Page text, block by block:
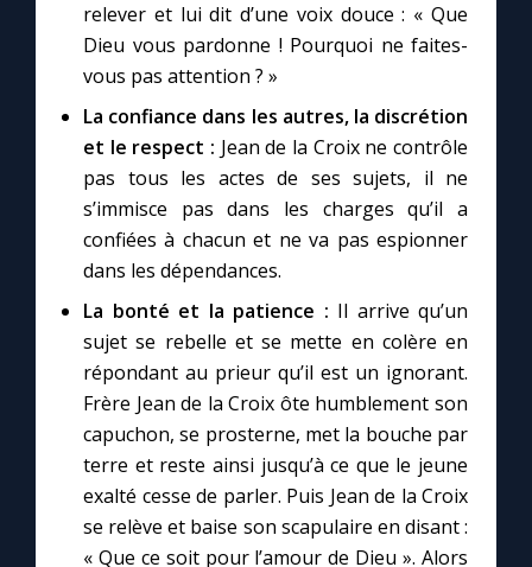
relever et lui dit d’une voix douce : « Que
Dieu vous pardonne ! Pourquoi ne faites-
vous pas attention ? »
La confiance dans les autres, la discrétion
et le respect : Jean de la Croix ne contrôle
pas tous les actes de ses sujets, il ne
s’immisce pas dans les charges qu’il a
confiées à chacun et ne va pas espionner
dans les dépendances.
La bonté et la patience : Il arrive qu’un
sujet se rebelle et se mette en colère en
répondant au prieur qu’il est un ignorant.
Frère Jean de la Croix ôte humblement son
capuchon, se prosterne, met la bouche par
terre et reste ainsi jusqu’à ce que le jeune
exalté cesse de parler. Puis Jean de la Croix
se relève et baise son scapulaire en disant :
« Que ce soit pour l’amour de Dieu ». Alors